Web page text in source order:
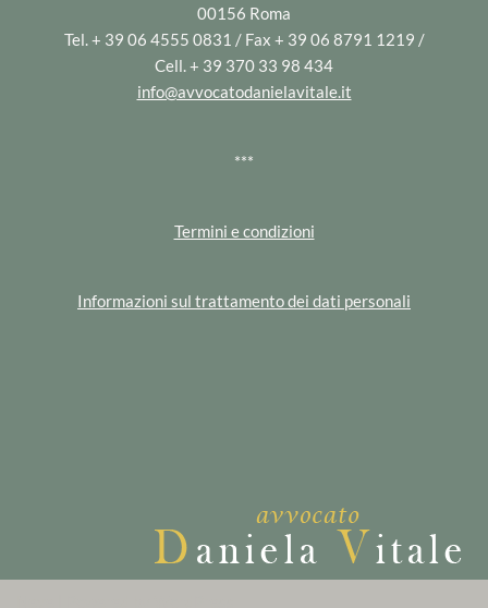
00156 Roma
Tel. + 39 06 4555 0831 / Fax + 39 06 8791 1219 /
Cell. + 39 370 33 98 434
info@avvocatodanielavitale.it
***
Termini e condizioni
Informazioni sul trattamento dei dati personali